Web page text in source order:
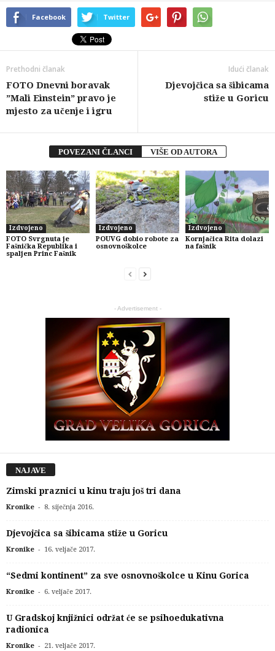
Facebook Twitter
Prethodni članak
FOTO Dnevni boravak
”Mali Einstein” pravo je
mjesto za učenje i igru
Idući članak
Djevojčica sa šibicama
stiže u Goricu
POVEZANI ČLANCI VIŠE OD AUTORA
Izdvojeno
FOTO Svrgnuta je
Fašnička Republika i
spaljen Princ Fašnik
Izdvojeno
POUVG dobio robote za
osnovnoškolce
Izdvojeno
Kornjačica Rita dolazi
na fašnik
- Advertisement -
NAJAVE
Zimski praznici u kinu traju još tri dana
Kronike - 8. siječnja 2016.
Djevojčica sa šibicama stiže u Goricu
Kronike - 16. veljače 2017.
“Sedmi kontinent” za sve osnovnoškolce u Kinu Gorica
Kronike - 6. veljače 2017.
U Gradskoj knjižnici održat će se psihoedukativna
radionica
Kronike - 21. veljače 2017.